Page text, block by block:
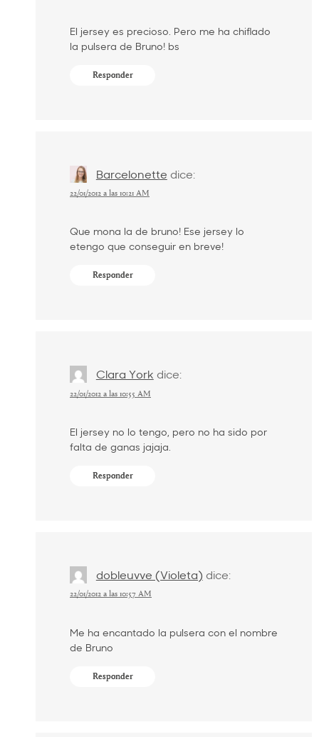
El jersey es precioso. Pero me ha chiflado
la pulsera de Bruno! bs
Responder
Barcelonette dice:
22/01/2012 a las 10:21 AM
Que mona la de bruno! Ese jersey lo
etengo que conseguir en breve!
Responder
Clara York dice:
22/01/2012 a las 10:55 AM
El jersey no lo tengo, pero no ha sido por
falta de ganas jajaja.
Responder
dobleuvve (Violeta) dice:
22/01/2012 a las 10:57 AM
Me ha encantado la pulsera con el nombre
de Bruno
Responder